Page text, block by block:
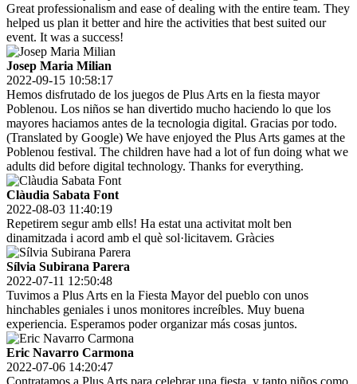
Great professionalism and ease of dealing with the entire team. They
helped us plan it better and hire the activities that best suited our
event. It was a success!
Josep Maria Milian
2022-09-15 10:58:17
Hemos disfrutado de los juegos de Plus Arts en la fiesta mayor
Poblenou. Los niños se han divertido mucho haciendo lo que los
mayores haciamos antes de la tecnologia digital. Gracias por todo.
(Translated by Google) We have enjoyed the Plus Arts games at the
Poblenou festival. The children have had a lot of fun doing what we
adults did before digital technology. Thanks for everything.
Clàudia Sabata Font
2022-08-03 11:40:19
Repetirem segur amb ells! Ha estat una activitat molt ben
dinamitzada i acord amb el què sol·licitavem. Gràcies
Sílvia Subirana Parera
2022-07-11 12:50:48
Tuvimos a Plus Arts en la Fiesta Mayor del pueblo con unos
hinchables geniales i unos monitores increíbles. Muy buena
experiencia. Esperamos poder organizar más cosas juntos.
Eric Navarro Carmona
2022-07-06 14:20:47